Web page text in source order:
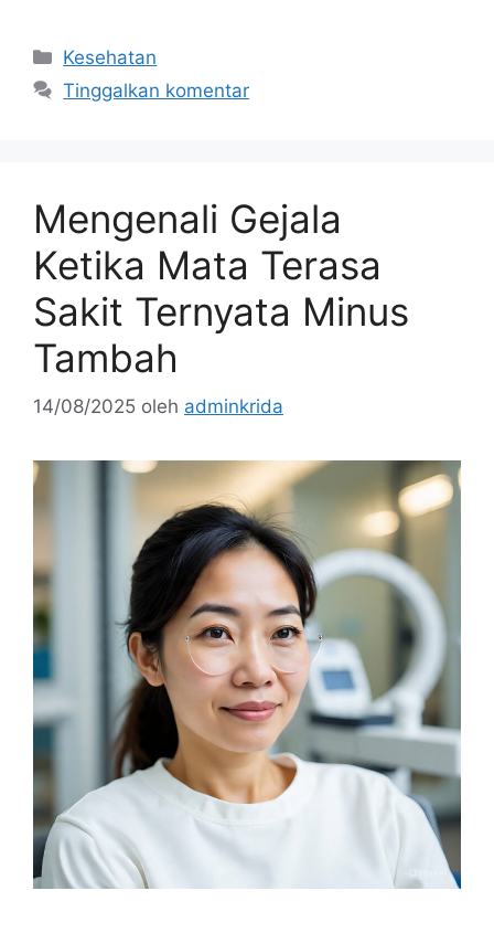
Kategori
Kesehatan
Tinggalkan komentar
Mengenali Gejala
Ketika Mata Terasa
Sakit Ternyata Minus
Tambah
14/08/2025 oleh adminkrida